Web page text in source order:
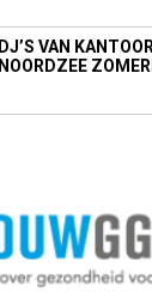
DJ’S VAN
NOORDZEE